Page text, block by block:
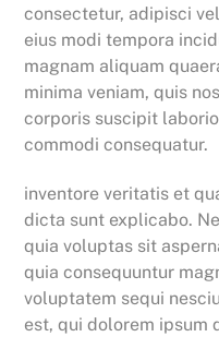
consectetur, adipisci
eius modi tempora
magnam aliquam
minima veniam, quis
corporis suscipit
commodi consequatur.
inventore veritatis et
dicta sunt explicabo.
quia voluptas sit
quia consequuntur
voluptatem sequi
est, qui dolorem ipsum